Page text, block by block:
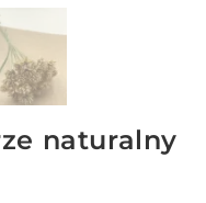
naturalny